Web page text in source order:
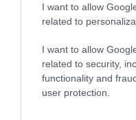
I want to allow
related to
I want to allow
related to security,
functionality and
user protection.
επιχειρήσεων να
από μία μόνο
Εμπορικό